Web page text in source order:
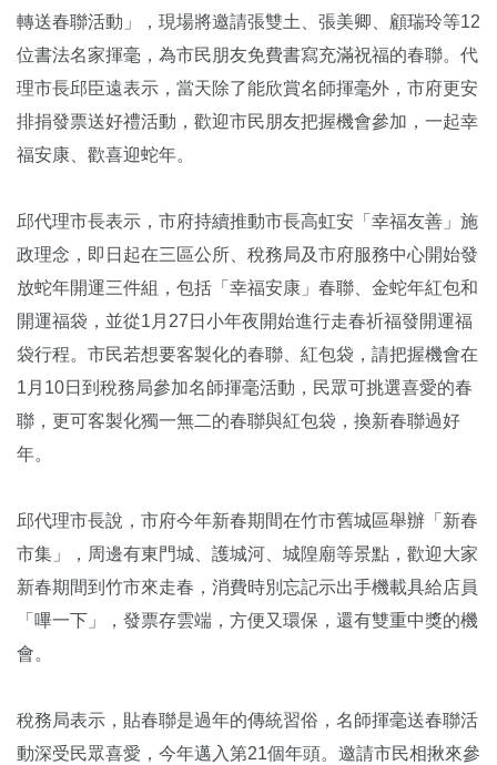
轉送春聯活動」，現場將邀請張雙土、張美卿、顧瑞玲等12
位書法名家揮毫，為市民朋友免費書寫充滿祝福的春聯。代
理市長邱臣遠表示，當天除了能欣賞名師揮毫外，市府更安
排捐發票送好禮活動，歡迎市民朋友把握機會參加，一起幸
福安康、歡喜迎蛇年。
邱代理市長表示，市府持續推動市長高虹安「幸福友善」施
政理念，即日起在三區公所、稅務局及市府服務中心開始發
放蛇年開運三件組，包括「幸福安康」春聯、金蛇年紅包和
開運福袋，並從1月27日小年夜開始進行走春祈福發開運福
袋行程。市民若想要客製化的春聯、紅包袋，請把握機會在
1月10日到稅務局參加名師揮毫活動，民眾可挑選喜愛的春
聯，更可客製化獨一無二的春聯與紅包袋，換新春聯過好
年。
邱代理市長說，市府今年新春期間在竹市舊城區舉辦「新春
市集」，周邊有東門城、護城河、城隍廟等景點，歡迎大家
新春期間到竹市來走春，消費時別忘記示出手機載具給店員
「嗶一下」，發票存雲端，方便又環保，還有雙重中獎的機
會。
稅務局表示，貼春聯是過年的傳統習俗，名師揮毫送春聯活
動深受民眾喜愛，今年邁入第21個年頭。邀請市民相揪來參